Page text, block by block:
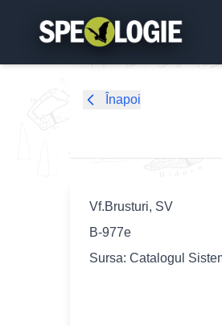
Înapoi
Vf.Brusturi, SV
B-977e
Sursa: Catalogul